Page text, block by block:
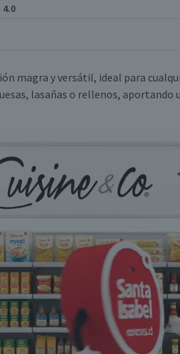
4.0
magra y versátil, ideal para
lasañas o rellenos, aportando